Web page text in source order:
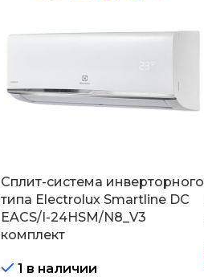
Сплит-система инверторного
типа Electrolux Smartline DC
EACS/I-24HSM/N8_V3
комплект
1 в наличии